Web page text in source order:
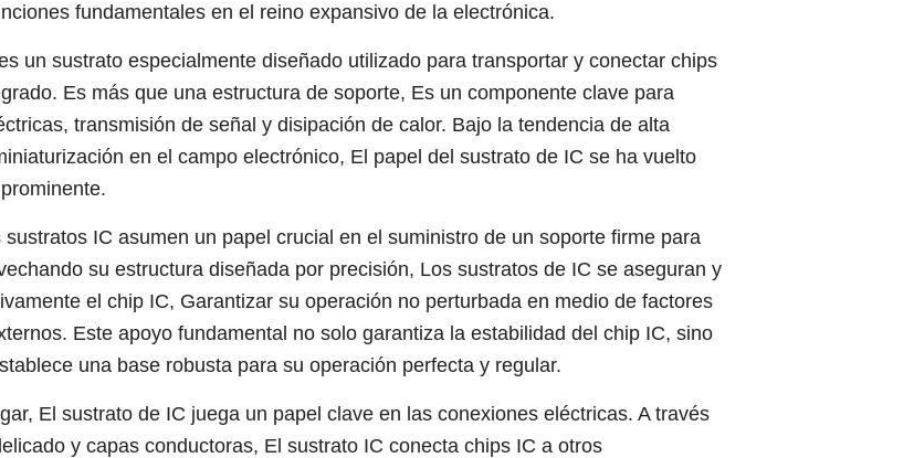
fundamentales en el reino expansivo de la electrónica.
un sustrato especialmente diseñado utilizado para transportar y conectar chips
Es más que una estructura de soporte, Es un componente clave para
transmisión de señal y disipación de calor. Bajo la tendencia de alta
en el campo electrónico, El papel del sustrato de IC se ha vuelto
sustratos IC asumen un papel crucial en el suministro de un soporte firme para
su estructura diseñada por precisión, Los sustratos de IC se aseguran y
el chip IC, Garantizar su operación no perturbada en medio de factores
Este apoyo fundamental no solo garantiza la estabilidad del chip IC, sino
una base robusta para su operación perfecta y regular.
El sustrato de IC juega un papel clave en las conexiones eléctricas. A través
y capas conductoras, El sustrato IC conecta chips IC a otros